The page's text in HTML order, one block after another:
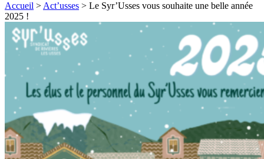
Accueil >Act’usses > Le Syr’Usses vous souhaite une belle année
2025 !